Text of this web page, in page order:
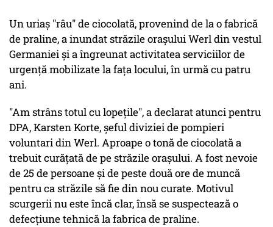
Un uriaş "râu" de ciocolată, provenind de la o fabrică
de praline, a inundat străzile oraşului Werl din vestul
Germaniei şi a îngreunat activitatea serviciilor de
urgenţă mobilizate la faţa locului, în urmă cu patru
ani.
"Am strâns totul cu lopeţile", a declarat atunci pentru
DPA, Karsten Korte, şeful diviziei de pompieri
voluntari din Werl. Aproape o tonă de ciocolată a
trebuit curăţată de pe străzile oraşului. A fost nevoie
de 25 de persoane şi de peste două ore de muncă
pentru ca străzile să fie din nou curate. Motivul
scurgerii nu este încă clar, însă se suspectează o
defecţiune tehnică la fabrica de praline.